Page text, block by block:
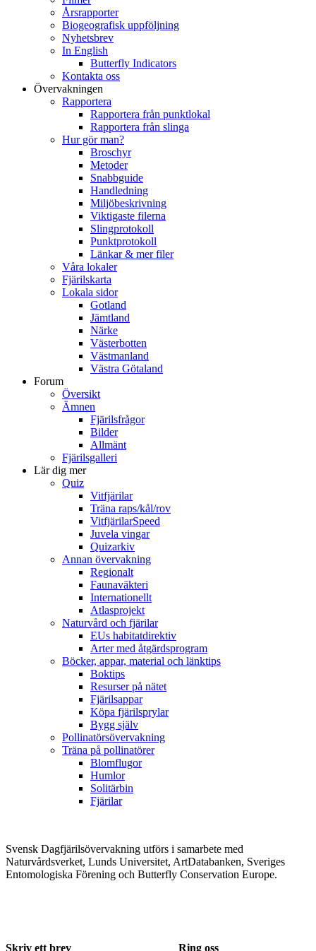
Årsrapporter
Biogeografisk uppföljning
Nyhetsbrev
In English
Butterfly Indicators
Kontakta oss
Övervakningen
Rapportera
Rapportera från punktlokal
Rapportera från slinga
Hur gör man?
Broschyr
Metoder
Snabbguide
Handledning
Miljöbeskrivning
Viktigaste filerna
Slingprotokoll
Punktprotokoll
Länkar & mer filer
Våra lokaler
Fjärilskarta
Lokala sidor
Gotland
Jämtland
Närke
Västerbotten
Västmanland
Västra Götaland
Forum
Översikt
Ämnen
Fjärilsfrågor
Bilder
Allmänt
Fjärilsgalleri
Lär dig mer
Quiz
Vitfjärilar
Träna raps/kål/rov
VitfjärilarSpeed
Juvela vingar
Quizarkiv
Annan övervakning
Regionalt
Faunaväkteri
Internationellt
Atlasprojekt
Naturvård och fjärilar
EUs habitatdirektiv
Arter med åtgärdsprogram
Böcker, appar, material och länktips
Boktips
Resurser på nätet
Fjärilsappar
Köpa fjärilsprylar
Bygg själv
Pollinatörsövervakning
Träna på pollinatörer
Blomflugor
Humlor
Solitärbin
Fjärilar
Svensk Dagfjärilsövervakning utförs i samarbete med
Naturvårdsverket, Lunds Universitet, ArtDatabanken, Sveriges
Entomologiska Förening och Butterfly Conservation Europe.
Skriv ett brev Ring oss